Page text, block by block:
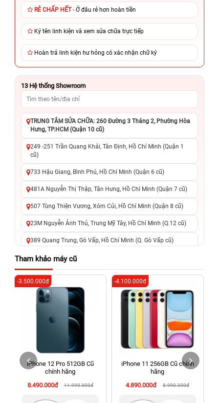
RẺ CHẤP HẾT- Ở đâu rẻ hơn hoàn tiền
Ký tên linh kiện và xem sửa chữa trực tiếp
Hoàn trả linh kiện hư hỏng có xác nhận chữ ký
13 Hệ thống Showroom
TRUNG TÂM SỬA CHỮA: 260 Đường 3 Tháng 2, Phường Hòa
Hưng, TP.HCM (Quận 10 cũ)
249 -251 Trần Quang Khải, Tân Định, Hồ Chí Minh (Quận 1
cũ)
733 Hậu Giang, Bình Phú, Hồ Chí Minh (Quận 6 cũ)
481A Nguyễn Thị Thập, Tân Hưng, Hồ Chí Minh (Quận 7 cũ)
507 Tùng Thiện Vương, Xóm Củi, Hồ Chí Minh (Quận 8 cũ)
23M Nguyễn Ảnh Thủ, Trung Mỹ Tây, Hồ Chí Minh (Q.12 cũ)
389 Quang Trung, Gò Vấp, Hồ Chí Minh (Q. Gò Vấp cũ)
625 - 625A Âu Cơ, Tân Phú, Hồ Chí Minh (Quận Tân Phú cũ)
326 Lê Văn Việt, Tăng Nhơn Phú, Hồ Chí Minh (Q.9 TP. Thủ
Đức cũ)
256 Võ Văn Ngân, Thủ Đức, Hồ Chí Minh (Bình Thọ, TP. Thủ
70 Nguyễn An Ninh, Dĩ An, Hồ Chí Minh (Bình Dương Cũ)
24h Vũng Tàu: 162A Ba Cu, Vũng Tàu, Hồ Chí Minh (TP. Vũng
Tàu cũ)
198 Hoàng Văn Thụ, Tân Sơn Nhất, Hồ Chí Minh (Tân Bình
Tham khảo máy cũ
iPhone 12 Pro 512GB Cũ
chính hãng
8.490.000đ
11.990.000đ
-3.500.000đ
iPhone 11 256GB Cũ chính
hãng
4.890.000đ
8.990.000đ
-4.100.000đ